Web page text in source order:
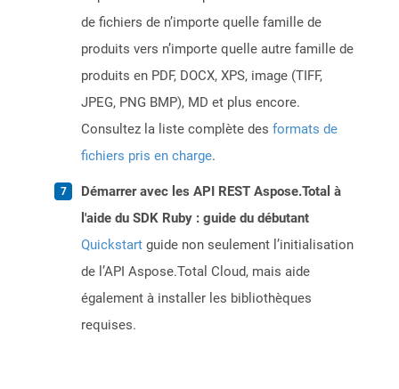
de fichiers de n’importe quelle famille de
produits vers n’importe quelle autre famille de
produits en PDF, DOCX, XPS, image (TIFF,
JPEG, PNG BMP), MD et plus encore.
Consultez la liste complète des formats de
fichiers pris en charge.
Démarrer avec les API REST Aspose.Total à
l'aide du SDK Ruby : guide du débutant
Quickstart guide non seulement l’initialisation
de l’API Aspose.Total Cloud, mais aide
également à installer les bibliothèques
requises.